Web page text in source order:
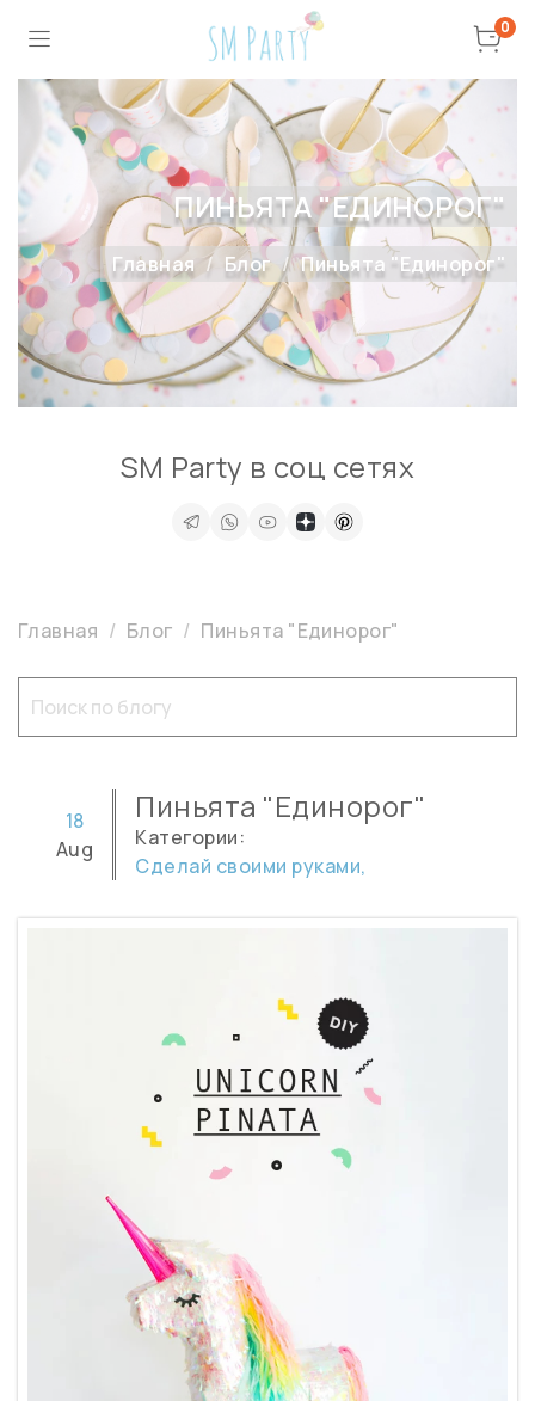
0
ПИНЬЯТА "ЕДИНОРОГ"
Главная Блог Пиньята "Единорог"
Главная Блог Пиньята "Единорог"
Пиньята "Единорог"
18
Aug
Категории:
Сделай своими руками,
SM Party в соц сетях